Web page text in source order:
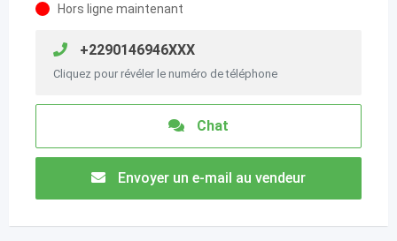
Hors ligne maintenant
+2290146946XXX
Cliquez pour révéler le numéro de téléphone
Chat
Envoyer un e-mail au vendeur